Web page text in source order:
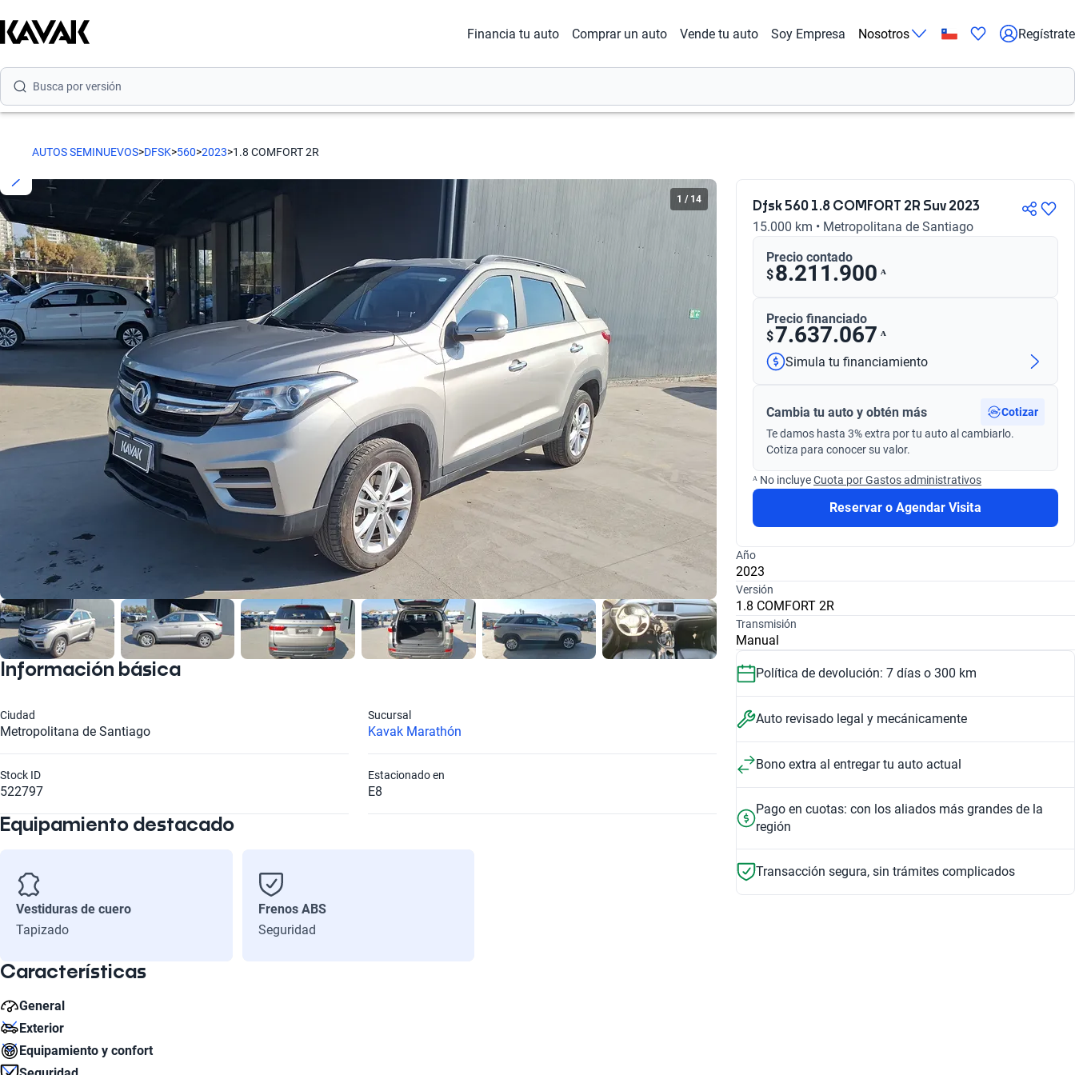
Financia tu auto Comprar un auto Vende tu auto Soy Empresa Nosotros Regístrate
Busca por año
Busca por modelo
Busca por versión
Busca por año
AUTOS SEMINUEVOS>DFSK>560>2023>1.8 COMFORT 2R
Dfsk 560 1.8 COMFORT 2R Suv 2023
15.000 km • Metropolitana de Santiago
Precio contado
$8.211.900 ᴬ
Precio financiado
$7.637.067 ᴬ
Simula tu financiamiento
Cambia tu auto y obtén más
Cotizar
Te damos hasta 3% extra por tu auto al cambiarlo.
Cotiza para conocer su valor.
ᴬ No incluyeCuota por Gastos administrativos
Reservar o Agendar Visita
Año
2023
Versión
1.8 COMFORT 2R
Transmisión
Manual
Política de devolución: 7 días o 300 km
Auto revisado legal y mecánicamente
Bono extra al entregar tu auto actual
Pago en cuotas: con los aliados más grandes de la
región
Transacción segura, sin trámites complicados
1 / 14
Información básica
Metropolitana de Santiago
Ciudad
Kavak Marathón
Sucursal
522797
Stock ID
E8
Estacionado en
Equipamiento destacado
Vestiduras de cuero
Tapizado
Frenos ABS
Seguridad
Características
General
1.8
Exterior
Diámetro de Rin
Equipamiento y confort